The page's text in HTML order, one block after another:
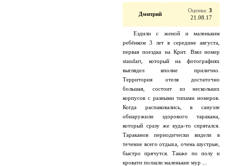
Дмитрий
Оценка: 3
21.08.17
Ездили с женой и маленьким
ребёнком 3 лет в середине августа,
первая поездка на Крит. Взял номер
standart, который на фотографиях
выглядел вполне прилично.
Территория отеля достаточно
большая, состоит из нескольких
корпусов с разными типами номеров.
Когда распаковались, в санузле
обнаружили здорового таракана,
который сразу же куда-то спрятался.
Тараканов периодически видели в
течение всего отдыха, очень шустрые,
быстро прячутся. Также по полу и
кровати ползали маленькие мур ...